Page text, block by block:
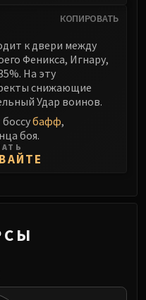
КОПИРОВАТЬ
к двери между
Феникса, Игнару,
На эту
снижающие
Удар воинов.
бафф,
боя.